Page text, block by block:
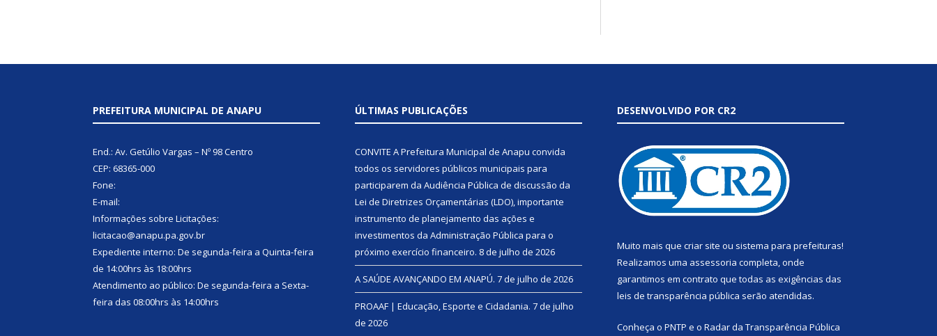
PREFEITURA MUNICIPAL DE ANAPU
End.: Av. Getúlio Vargas – Nº 98 Centro
CEP: 68365-000
Fone:
E-mail:
Informações sobre Licitações:
licitacao@anapu.pa.gov.br
Expediente interno: De segunda-feira a Quinta-feira
de 14:00hrs às 18:00hrs
Atendimento ao público: De segunda-feira a Sexta-
feira das 08:00hrs às 14:00hrs
ÚLTIMAS PUBLICAÇÕES
CONVITE A Prefeitura Municipal de Anapu convida
todos os servidores públicos municipais para
participarem da Audiência Pública de discussão da
Lei de Diretrizes Orçamentárias (LDO), importante
instrumento de planejamento das ações e
investimentos da Administração Pública para o
próximo exercício financeiro. 8 de julho de 2026
A SAÚDE AVANÇANDO EM ANAPÚ. 7 de julho de 2026
PROAAF | Educação, Esporte e Cidadania. 7 de julho
de 2026
DESENVOLVIDO POR CR2
Muito mais que criar site ou sistema para prefeituras!
Realizamos uma assessoria completa, onde
garantimos em contrato que todas as exigências das
leis de transparência pública serão atendidas.
Conheça o PNTP e o Radar da Transparência Pública